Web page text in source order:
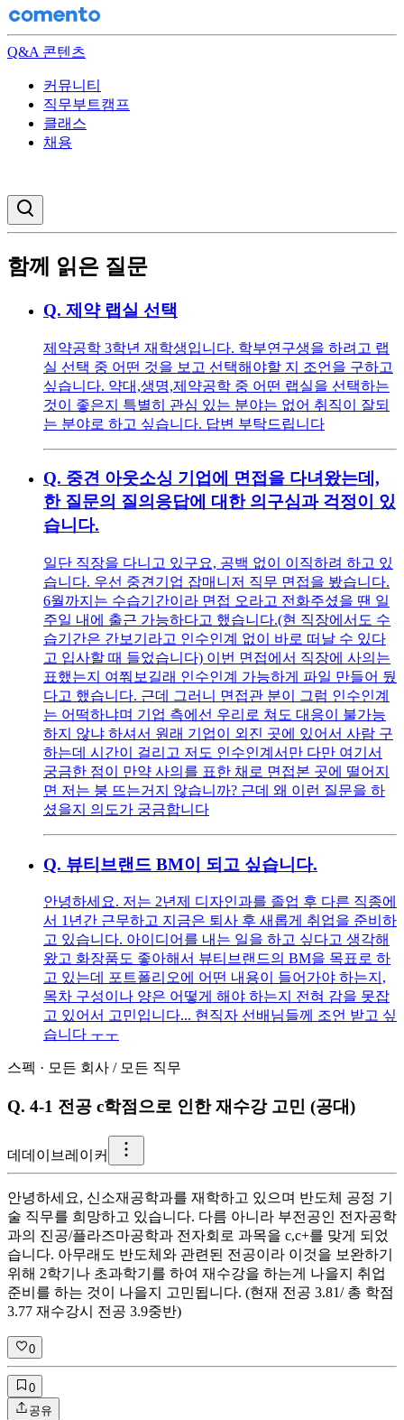
Q&A 콘텐츠
커뮤니티
직무부트캠프
클래스
채용
함께 읽은 질문
Q. 제약 랩실 선택
제약공학 3학년 재학생입니다. 학부연구생을 하려고 랩
실 선택 중 어떤 것을 보고 선택해야할 지 조언을 구하고
싶습니다. 약대,생명,제약공학 중 어떤 랩실을 선택하는
것이 좋은지 특별히 관심 있는 분야는 없어 취직이 잘되
는 분야로 하고 싶습니다. 답변 부탁드립니다
Q. 중견 아웃소싱 기업에 면접을 다녀왔는데,
한 질문의 질의응답에 대한 의구심과 걱정이 있
습니다.
일단 직장을 다니고 있구요, 공백 없이 이직하려 하고 있
습니다. 우선 중견기업 잡매니저 직무 면접을 봤습니다.
6월까지는 수습기간이라 면접 오라고 전화주셨을 땐 일
주일 내에 출근 가능하다고 했습니다.(현 직장에서도 수
습기간은 간보기라고 인수인계 없이 바로 떠날 수 있다
고 입사할 때 들었습니다) 이번 면접에서 직장에 사의는
표했는지 여쭤보길래 인수인계 가능하게 파일 만들어 뒀
다고 했습니다. 근데 그러니 면접관 분이 그럼 인수인계
는 어떡하냐며 기업 측에선 우리로 쳐도 대응이 불가능
하지 않냐 하셔서 원래 기업이 외진 곳에 있어서 사람 구
하는데 시간이 걸리고 저도 인수인계서만 다만 여기서
궁금한 점이 만약 사의를 표한 채로 면접본 곳에 떨어지
면 저는 붕 뜨는거지 않습니까? 근데 왜 이런 질문을 하
셨을지 의도가 궁금합니다
Q. 뷰티브랜드 BM이 되고 싶습니다.
안녕하세요. 저는 2년제 디자인과를 졸업 후 다른 직종에
서 1년간 근무하고 지금은 퇴사 후 새롭게 취업을 준비하
고 있습니다. 아이디어를 내는 일을 하고 싶다고 생각해
왔고 화장품도 좋아해서 뷰티브랜드의 BM을 목표로 하
고 있는데 포트폴리오에 어떤 내용이 들어가야 하는지,
목차 구성이나 양은 어떻게 해야 하는지 전혀 감을 못잡
고 있어서 고민입니다... 현직자 선배님들께 조언 받고 싶
습니다 ㅜㅜ
스펙 · 모든 회사 / 모든 직무
Q. 4-1 전공 c학점으로 인한 재수강 고민 (공대)
데 데이브레이커
안녕하세요, 신소재공학과를 재학하고 있으며 반도체 공정 기
술 직무를 희망하고 있습니다. 다름 아니라 부전공인 전자공학
과의 진공/플라즈마공학과 전자회로 과목을 c,c+를 맞게 되었
습니다. 아무래도 반도체와 관련된 전공이라 이것을 보완하기
위해 2학기나 초과학기를 하여 재수강을 하는게 나을지 취업
준비를 하는 것이 나을지 고민됩니다. (현재 전공 3.81/ 총 학점
3.77 재수강시 전공 3.9중반)
0
0
공유